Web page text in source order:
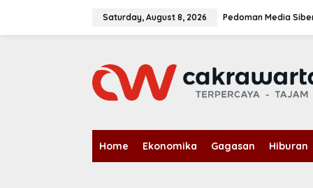
Saturday, August 8, 2026 Pedoman Media
Home Ekonomika Gagasan Hiburan